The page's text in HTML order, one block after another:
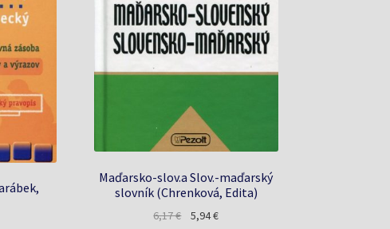
Maďarsko-slov.a Slov.-maďarský
slovník (Chrenková, Edita)
6,17€
Pôvodná
5,94€Aktuálna